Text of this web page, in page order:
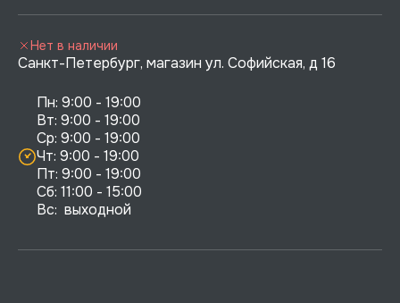
Санкт-Петербург, магазин ул. Софийская, д 16
Пн: 9:00 - 19:00
Вт: 9:00 - 19:00
Ср: 9:00 - 19:00
Чт: 9:00 - 19:00
Пт: 9:00 - 19:00
Сб: 11:00 - 15:00
Вс:  выходной
Нет в наличии